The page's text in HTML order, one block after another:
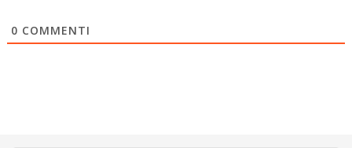
0 COMMENTI